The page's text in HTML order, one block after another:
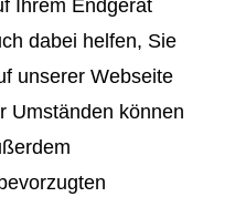
Ihrem Endgerät
dabei helfen, Sie
unserer Webseite
Umständen können